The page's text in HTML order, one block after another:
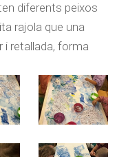
diferents peixos
rajola que una
i retallada, forma